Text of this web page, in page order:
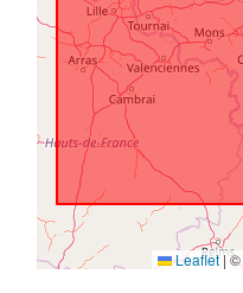
Leaflet|©